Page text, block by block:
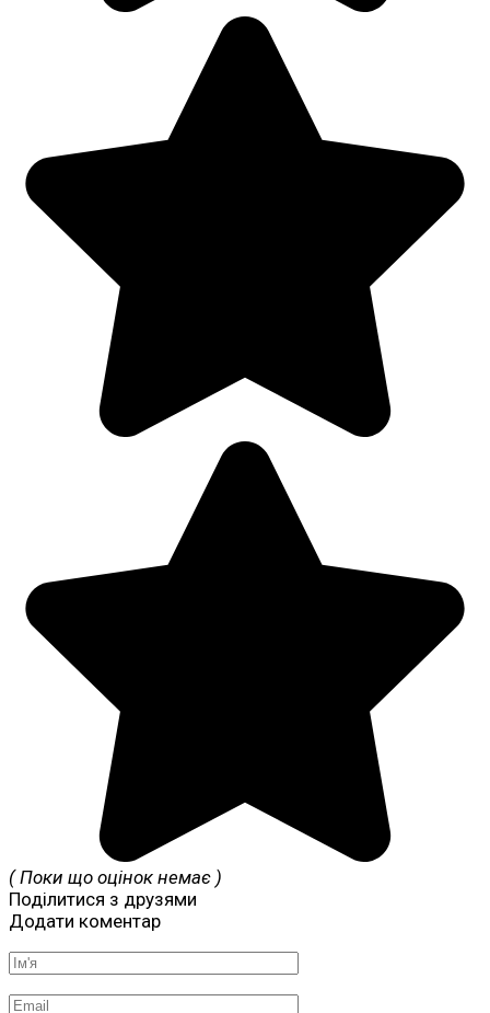
( Поки що оцінок немає )
Поділитися з друзями
Додати коментар
Ім'я
*
Email